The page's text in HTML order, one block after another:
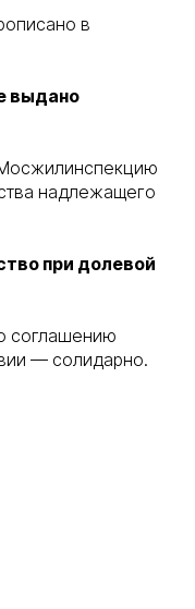
в
выдано
надлежащего
при долевой
соглашению
— солидарно.